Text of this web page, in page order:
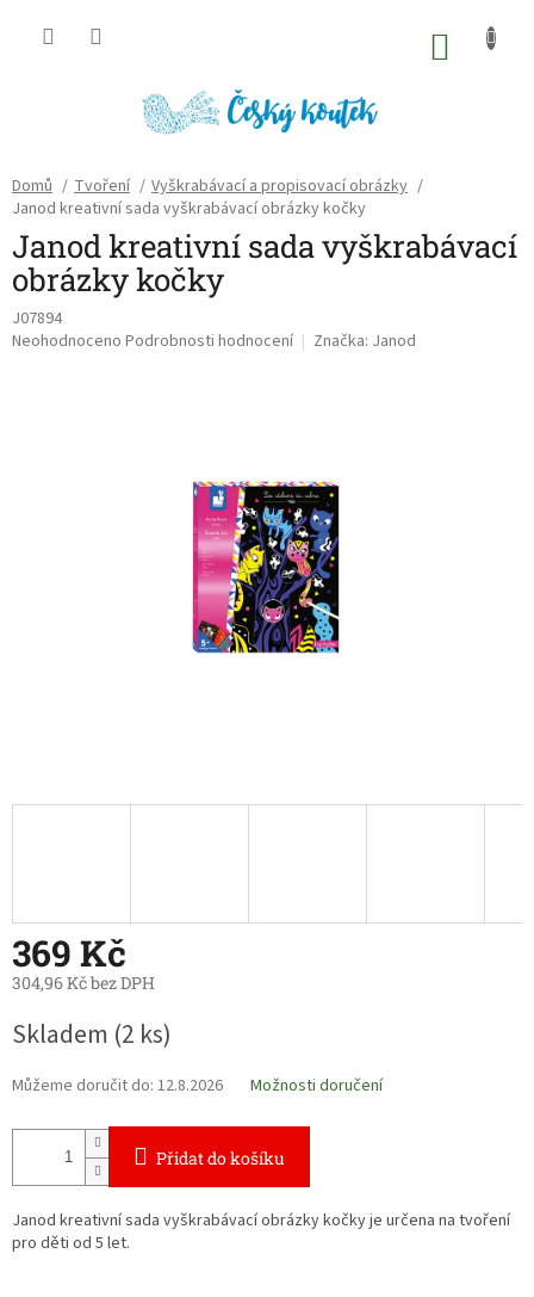
Domů / Tvoření / Vyškrabávací a propisovací obrázky /
Janod kreativní sada vyškrabávací obrázky kočky
Janod kreativní sada vyškrabávací
obrázky kočky
J07894
Průměrné
Neohodnoceno Podrobnosti hodnocení Značka: Janod
369 Kč
304,96 Kč bez DPH
cena:
Skladem (2 ks)
Můžeme doručit do: 12.8.2026 Možnosti doručení
Přidat do košíku
Janod kreativní sada vyškrabávací obrázky kočky je určena na tvoření
pro děti od 5 let.